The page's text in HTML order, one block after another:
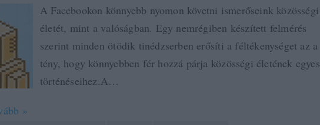
A Facebookon könnyebb nyomon követni ismerőseink közösségi
életét, mint a valóságban. Egy nemrégiben készített felmérés
szerint minden ötödik tinédzserben erősíti a féltékenységet az a
tény, hogy könnyebben fér hozzá párja közösségi életének egyes
történéseihez.A…
»